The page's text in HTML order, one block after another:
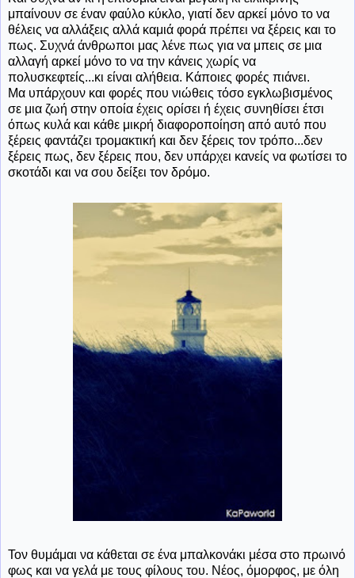
μπαίνουν σε έναν φαύλο κύκλο, γιατί δεν αρκεί μόνο το να
θέλεις να αλλάξεις αλλά καμιά φορά πρέπει να ξέρεις και το
πως. Συχνά άνθρωποι μας λένε πως για να μπεις σε μια
αλλαγή αρκεί μόνο το να την κάνεις χωρίς να
πολυσκεφτείς...κι είναι αλήθεια. Κάποιες φορές πιάνει.
Μα υπάρχουν και φορές που νιώθεις τόσο εγκλωβισμένος
σε μια ζωή στην οποία έχεις ορίσει ή έχεις συνηθίσει έτσι
όπως κυλά και κάθε μικρή διαφοροποίηση από αυτό που
ξέρεις φαντάζει τρομακτική και δεν ξέρεις τον τρόπο...δεν
ξέρεις πως, δεν ξέρεις που, δεν υπάρχει κανείς να φωτίσει το
σκοτάδι και να σου δείξει τον δρόμο.
Τον θυμάμαι να κάθεται σε ένα μπαλκονάκι μέσα στο πρωινό
φως και να γελά με τους φίλους του. Νέος, όμορφος, με όλη